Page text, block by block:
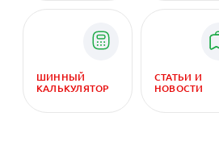
ШИННЫЙ
КАЛЬКУЛЯТОР
СТАТЬИ И
НОВОСТИ